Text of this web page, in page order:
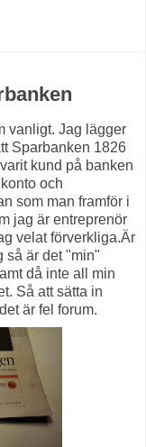
vanligt. Jag lägger
Sparbanken 1826
kund på banken
och
som man framför i
jag är entreprenör
velat förverkliga.Är
så är det "min"
då inte all min
Så att sätta in
är fel forum.